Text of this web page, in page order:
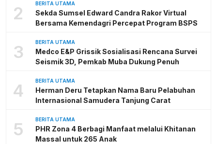
2 BERITA UTAMA
Sekda Sumsel Edward Candra Rakor Virtual
Bersama Kemendagri Percepat Program BSPS
3 BERITA UTAMA
Medco E&P Grissik Sosialisasi Rencana Survei
Seismik 3D, Pemkab Muba Dukung Penuh
4 BERITA UTAMA
Herman Deru Tetapkan Nama Baru Pelabuhan
Internasional Samudera Tanjung Carat
5 BERITA UTAMA
PHR Zona 4 Berbagi Manfaat melalui Khitanan
Massal untuk 265 Anak